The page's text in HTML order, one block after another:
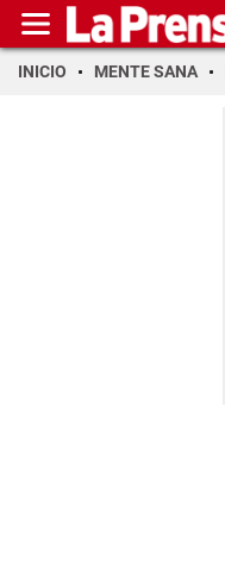
INICIO MENTE SANA